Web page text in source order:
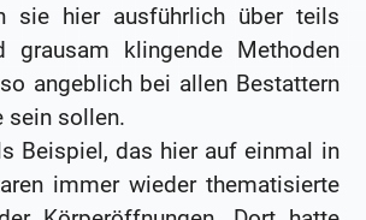
sie hier ausführlich über teils
grausam klingende Methoden
angeblich bei allen Bestattern
sein sollen.
Beispiel, das hier auf einmal in
immer wieder thematisierte